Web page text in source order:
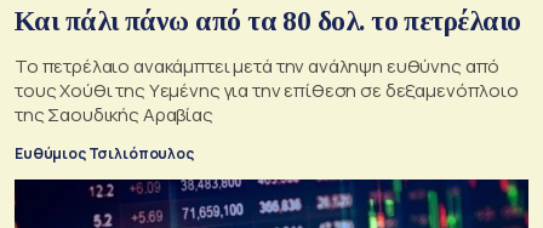
Και πάλι πάνω από τα 80 δολ. το πετρέλαιο
Το πετρέλαιο ανακάμπτει μετά την ανάληψη ευθύνης από
τους Χούθι της Υεμένης για την επίθεση σε δεξαμενόπλοιο
της Σαουδικής Αραβίας
Ευθύμιος Τσιλιόπουλος